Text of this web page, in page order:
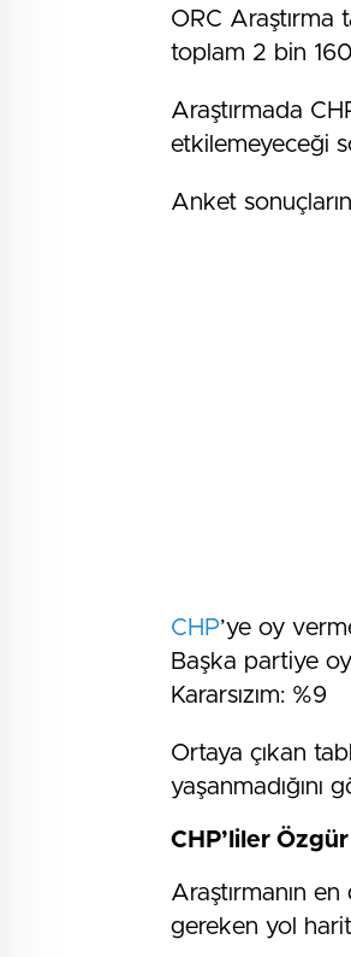
ORC Araştırma
toplam 2 bin
Araştırmada
etkilemeyeceği
Anket
CHP’ye oy
Başka partiye
Kararsızım: %9
Ortaya çıkan
yaşanmadığını
CHP’liler
Araştırmanın
gereken yol